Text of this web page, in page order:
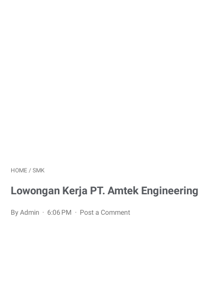
HOME / SMK
Lowongan Kerja PT. Amtek Engineering
By Admin 6:06 PM Post a Comment